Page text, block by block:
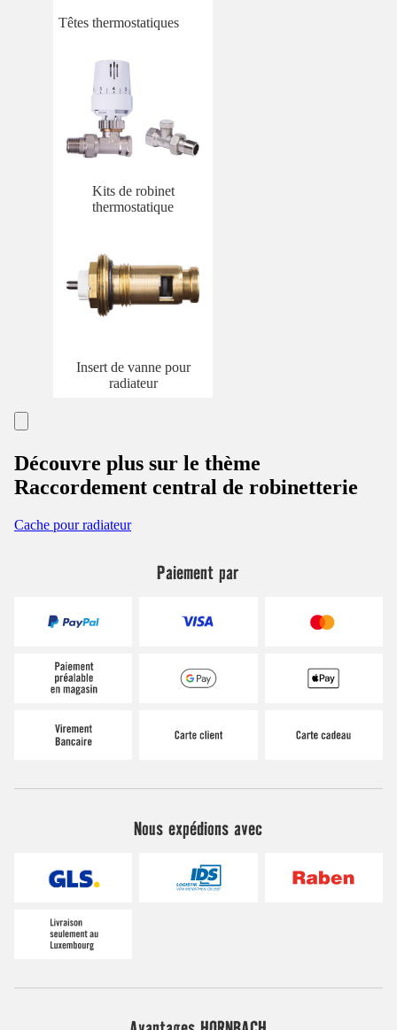
Têtes thermostatiques
Kits de robinet
thermostatique
Insert de vanne pour
radiateur
Découvre plus sur le thème
Raccordement central de robinetterie
Cache pour radiateur
Paiement par
Nous expédions avec